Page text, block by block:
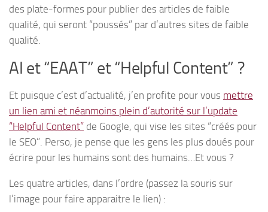
des plate-formes pour publier des articles de faible
qualité, qui seront “poussés” par d’autres sites de faible
qualité.
AI et “EAAT” et “Helpful Content” ?
Et puisque c’est d’actualité, j’en profite pour vous mettre
un lien ami et néanmoins plein d’autorité sur l’update
“Helpful Content” de Google, qui vise les sites “créés pour
le SEO”. Perso, je pense que les gens les plus doués pour
écrire pour les humains sont des humains…Et vous ?
Les quatre articles, dans l’ordre (passez la souris sur
l’image pour faire apparaitre le lien) :